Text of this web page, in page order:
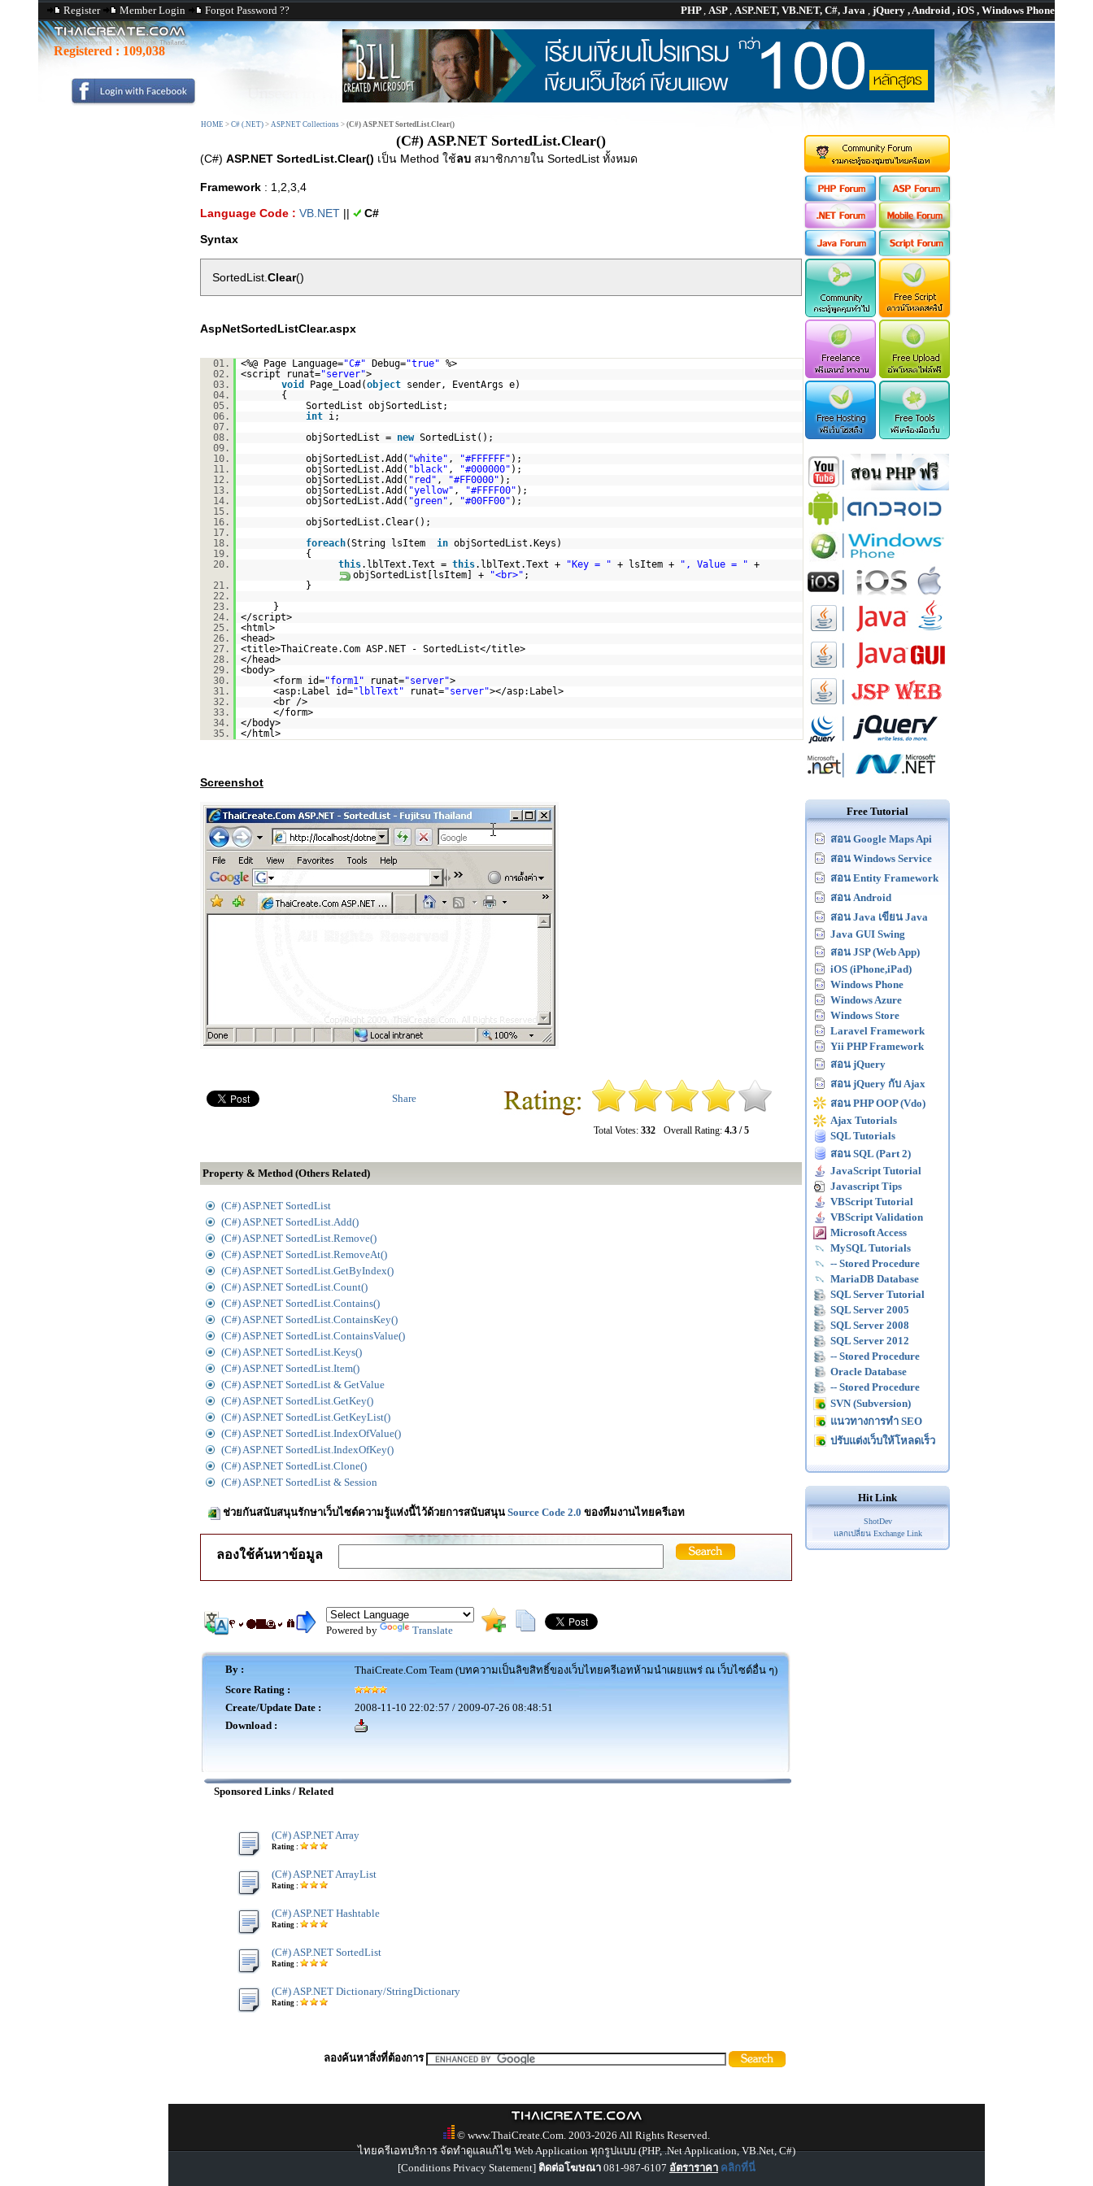
Register Member Login Forgot Password ?? PHP, ASP, ASP.NET, VB.NET, C#, Java , jQuery , Android , iOS , Windows Phone
Registered : 109,038
HOME > C# (.NET) > ASP.NET Collections > (C#) ASP.NET SortedList.Clear()
(C#) ASP.NET SortedList.Clear()
(C#) ASP.NET SortedList.Clear() เป็น Method ใช้ลบ สมาชิกภายใน SortedList ทั้งหมด
Framework : 1,2,3,4
Language Code : VB.NET ||
C#
Syntax
SortedList. Clear()
AspNetSortedListClear.aspx
01. <%@ Page Language="C#" Debug="true" %>
02.
<script runat="server">
03.
void Page_Load(object
sender, EventArgs e)
04.
{
05.
SortedList objSortedList;
06.
int
i;
07.
08.
objSortedList = new SortedList();
09.
10.
objSortedList.Add( "white" , "#FFFFFF" );
11.
objSortedList.Add( "black" , "#000000" );
12.
objSortedList.Add( "red" , "#FF0000" );
13.
objSortedList.Add( "yellow" , "#FFFF00" );
14.
objSortedList.Add( "green" , "#00FF00" );
15.
16.
objSortedList.Clear();
17.
18.
foreach(String lsItem in objSortedList.Keys)
19.
{
20.
this.lblText.Text = this.lblText.Text + "Key = " + lsItem + ", Value = " +
objSortedList[lsItem] +
"<br>" ;
21.
}
22.
23.
}
24.
</script>
25.
<html>
26.
<head>
27.
<title>ThaiCreate.Com ASP.NET - SortedList</title>
28.
</head>
29.
<body>
30.
<form id="form1" runat="server">
31.
<asp:Label id="lblText" runat="server"></asp:Label>
32.
<br />
33.
</form>
34.
</body>
35.
</html>
Screenshot
Total Votes: 332 Overall Rating: 4.3 / 5
Share
Property & Method (Others Related)
(C#) ASP.NET SortedList
(C#) ASP.NET SortedList.Add()
(C#) ASP.NET SortedList.Remove()
(C#) ASP.NET SortedList.RemoveAt()
(C#) ASP.NET SortedList.GetByIndex()
(C#) ASP.NET SortedList.Count()
(C#) ASP.NET SortedList.Contains()
(C#) ASP.NET SortedList.ContainsKey()
(C#) ASP.NET SortedList.ContainsValue()
(C#) ASP.NET SortedList.Keys()
(C#) ASP.NET SortedList.Item()
(C#) ASP.NET SortedList & GetValue
(C#) ASP.NET SortedList.GetKey()
(C#) ASP.NET SortedList.GetKeyList()
(C#) ASP.NET SortedList.IndexOfValue()
(C#) ASP.NET SortedList.IndexOfKey()
(C#) ASP.NET SortedList.Clone()
(C#) ASP.NET SortedList & Session
ช่วยกันสนับสนุนรักษาเว็บไซต์ความรู้แห่งนี้ไว้ด้วยการสนับสนุน Source Code 2.0 ของทีมงานไทยครีเอท
ลองใช้ค้นหาข้อมูล
Powered by Translate
By :
ThaiCreate.Com Team (บทความเป็นลิขสิทธิ์ของเว็บไทยครีเอทห้ามนำเผยแพร่ ณ เว็บไซต์อื่น ๆ)
Score Rating :
Create/Update Date :
2008-11-10 22:02:57 / 2009-07-26 08:48:51
Download :
Sponsored Links / Related
(C#) ASP.NET Array
Rating :
(C#) ASP.NET ArrayList
Rating :
(C#) ASP.NET Hashtable
Rating :
(C#) ASP.NET SortedList
Rating :
(C#) ASP.NET Dictionary/StringDictionary
Rating :
Free Tutorial
สอน Google Maps Api
สอน Windows Service
สอน Entity Framework
สอน Android
สอน Java เขียน Java
Java GUI Swing
สอน JSP (Web App)
iOS (iPhone,iPad)
Windows Phone
Windows Azure
Windows Store
Laravel Framework
Yii PHP Framework
สอน jQuery
สอน jQuery กับ Ajax
สอน PHP OOP (Vdo)
Ajax Tutorials
SQL Tutorials
สอน SQL (Part 2)
JavaScript Tutorial
Javascript Tips
VBScript Tutorial
VBScript Validation
Microsoft Access
MySQL Tutorials
-- Stored Procedure
MariaDB Database
SQL Server Tutorial
SQL Server 2005
SQL Server 2008
SQL Server 2012
-- Stored Procedure
Oracle Database
-- Stored Procedure
SVN (Subversion)
แนวทางการทำ SEO
ปรับแต่งเว็บให้โหลดเร็ว
Hit Link
ShotDev
แลกเปลี่ยน Exchange Link
ลองค้นหาสิ่งที่ต้องการ
© www.ThaiCreate.Com. 2003-2026 All Rights Reserved.
ไทยครีเอทบริการ จัดทำดูแลแก้ไข Web Application ทุกรูปแบบ (PHP, .Net Application, VB.Net, C#)
[Conditions Privacy Statement] ติดต่อโฆษณา 081-987-6107 อัตราราคา คลิกที่นี่